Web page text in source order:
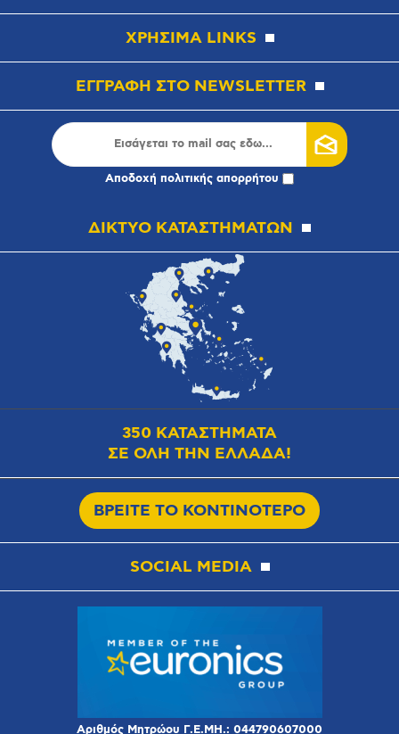
ΧΡΗΣΙΜΑ LINKS
ΕΓΓΡΑΦΗ ΣΤΟ NEWSLETTER
Αποδοχή πολιτικής απορρήτου
ΔΙΚΤΥΟ ΚΑΤΑΣΤΗΜΑΤΩΝ
350 ΚΑΤΑΣΤΗΜΑΤΑ
ΣΕ ΟΛΗ ΤΗΝ ΕΛΛΑΔΑ!
ΒΡΕΙΤΕ ΤΟ ΚΟΝΤΙΝΟΤΕΡΟ
SOCIAL MEDIA